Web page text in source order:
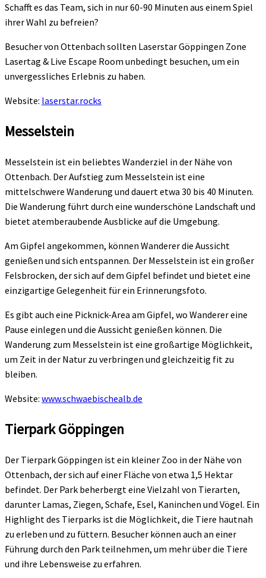
Schafft es das Team, sich in nur 60-90 Minuten aus einem Spiel
ihrer Wahl zu befreien?
Besucher von Ottenbach sollten Laserstar Göppingen Zone
Lasertag & Live Escape Room unbedingt besuchen, um ein
unvergessliches Erlebnis zu haben.
Website: laserstar.rocks
Messelstein
Messelstein ist ein beliebtes Wanderziel in der Nähe von
Ottenbach. Der Aufstieg zum Messelstein ist eine
mittelschwere Wanderung und dauert etwa 30 bis 40 Minuten.
Die Wanderung führt durch eine wunderschöne Landschaft und
bietet atemberaubende Ausblicke auf die Umgebung.
Am Gipfel angekommen, können Wanderer die Aussicht
genießen und sich entspannen. Der Messelstein ist ein großer
Felsbrocken, der sich auf dem Gipfel befindet und bietet eine
einzigartige Gelegenheit für ein Erinnerungsfoto.
Es gibt auch eine Picknick-Area am Gipfel, wo Wanderer eine
Pause einlegen und die Aussicht genießen können. Die
Wanderung zum Messelstein ist eine großartige Möglichkeit,
um Zeit in der Natur zu verbringen und gleichzeitig fit zu
bleiben.
Website: www.schwaebischealb.de
Tierpark Göppingen
Der Tierpark Göppingen ist ein kleiner Zoo in der Nähe von
Ottenbach, der sich auf einer Fläche von etwa 1,5 Hektar
befindet. Der Park beherbergt eine Vielzahl von Tierarten,
darunter Lamas, Ziegen, Schafe, Esel, Kaninchen und Vögel. Ein
Highlight des Tierparks ist die Möglichkeit, die Tiere hautnah
zu erleben und zu füttern. Besucher können auch an einer
Führung durch den Park teilnehmen, um mehr über die Tiere
und ihre Lebensweise zu erfahren.